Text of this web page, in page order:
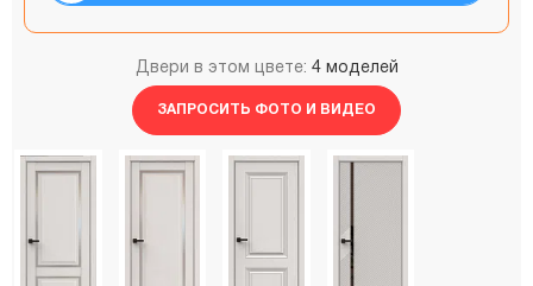
Двери в этом цвете: 4 моделей
ЗАПРОСИТЬ ФОТО И ВИДЕО